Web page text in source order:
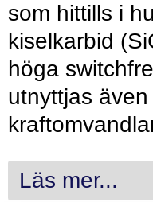
som hittills i
kiselkarbid
höga
utnyttjas
Läs mer...